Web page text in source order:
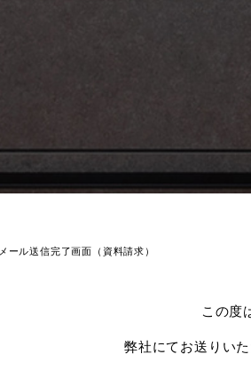
メール送信完了画面（資料請求）
この度
弊社にてお送りい